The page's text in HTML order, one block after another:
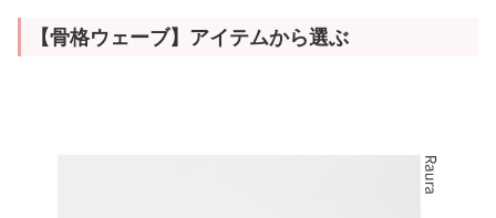
【骨格ウェーブ】アイテムから選ぶ